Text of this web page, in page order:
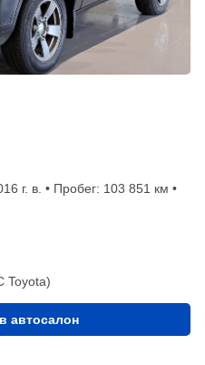
г. в. • Пробег: 103 851 км •
Toyota)
автосалон